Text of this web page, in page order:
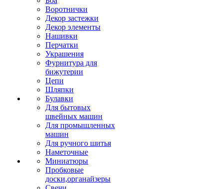
Воротнички
Декор застежки
Декор элементы
Нашивки
Перчатки
Украшения
Фурнитура для
бижутерии
Цепи
Шляпки
Булавки
Для бытовых
швейных машин
Для промышленных
машин
Для ручного шитья
Наметочные
Миниатюры
Пробковые
доски,органайзеры